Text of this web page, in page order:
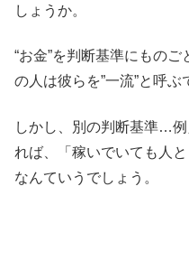
しょうか。
“お金”を判断基準にもの
の人は彼らを”一流”と呼ぶ
しかし、別の判断基準…例
れば、「稼いでいても人
なんていうでしょう。